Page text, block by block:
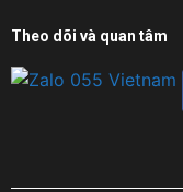
Theo dõi và quan tâm